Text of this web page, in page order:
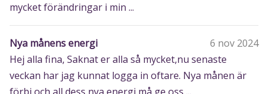
mycket förändringar i min ...
Nya månens energi
6 nov 2024
Hej alla fina, Saknat er alla så mycket,nu senaste
veckan har jag kunnat logga in oftare. Nya månen är